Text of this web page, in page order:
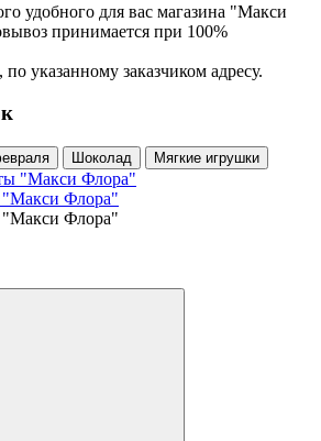
удобного для вас магазина "Макси
принимается при 100%
указанному заказчиком адресу.
Шоколад Мягкие игрушки
Флора"
Флора"